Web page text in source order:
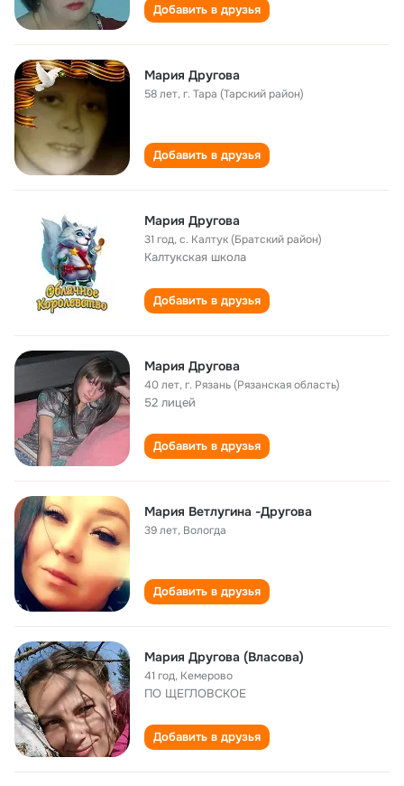
Добавить в друзья
Мария Другова
58 лет,г. Тара (Тарский район)
Добавить в друзья
Мария Другова
31 год,с. Калтук (Братский район)
Калтукская школа
Добавить в друзья
Мария Другова
40 лет,г. Рязань (Рязанская область)
52 лицей
Добавить в друзья
Мария Ветлугина -Другова
39 лет, Вологда
Добавить в друзья
Мария Другова (Власова)
41 год, Кемерово
ПО ЩЕГЛОВСКОЕ
Добавить в друзья